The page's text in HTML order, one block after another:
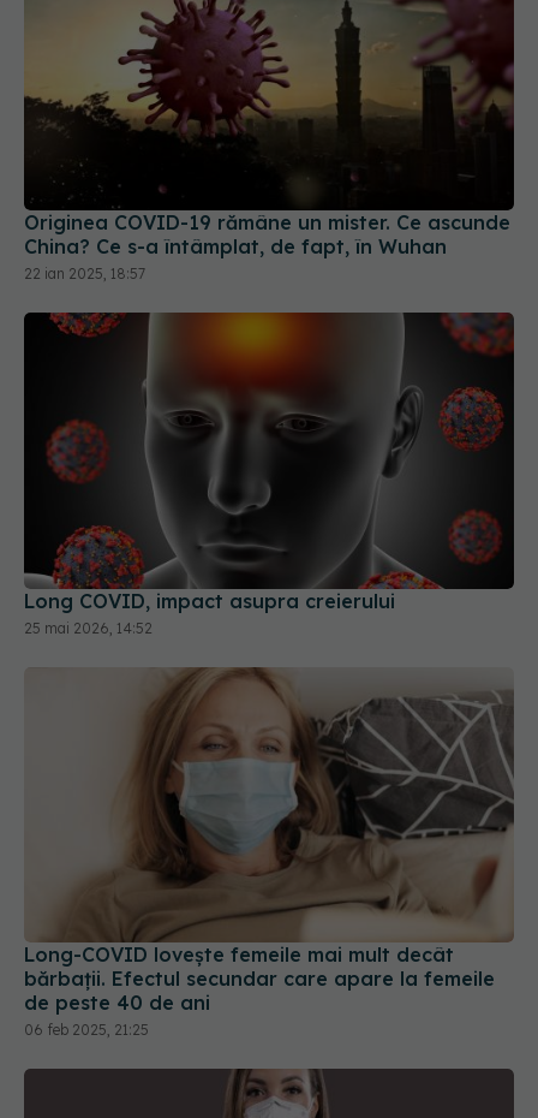
Originea COVID-19 rămâne un mister. Ce ascunde
China? Ce s-a întâmplat, de fapt, în Wuhan
22 ian 2025, 18:57
Long COVID, impact asupra creierului
25 mai 2026, 14:52
Long-COVID lovește femeile mai mult decât
bărbații. Efectul secundar care apare la femeile
de peste 40 de ani
06 feb 2025, 21:25